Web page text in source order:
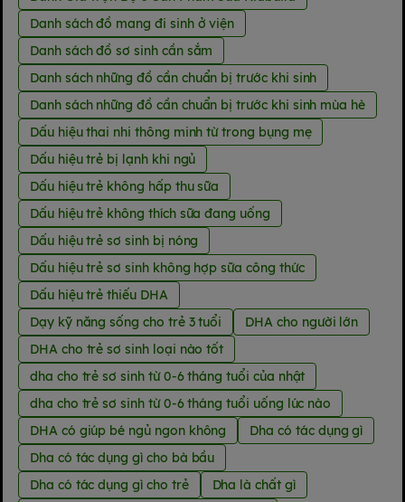
Danh sách đồ mang đi sinh ở viện
Danh sách đồ sơ sinh cần sắm
Danh sách những đồ cần chuẩn bị trước khi sinh
Danh sách những đồ cần chuẩn bị trước khi sinh mùa hè
Dấu hiệu thai nhi thông minh từ trong bụng mẹ
Dấu hiệu trẻ bị lạnh khi ngủ
Dấu hiệu trẻ không hấp thu sữa
Dấu hiệu trẻ không thích sữa đang uống
Dấu hiệu trẻ sơ sinh bị nóng
Dấu hiệu trẻ sơ sinh không hợp sữa công thức
Dấu hiệu trẻ thiếu DHA
Dạy kỹ năng sống cho trẻ 3 tuổi
DHA cho người lớn
DHA cho trẻ sơ sinh loại nào tốt
dha cho trẻ sơ sinh từ 0-6 tháng tuổi của nhật
dha cho trẻ sơ sinh từ 0-6 tháng tuổi uống lúc nào
DHA có giúp bé ngủ ngon không
Dha có tác dụng gì
Dha có tác dụng gì cho bà bầu
Dha có tác dụng gì cho trẻ
Dha là chất gì